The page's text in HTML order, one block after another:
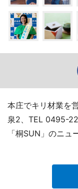
本庄でキリ材業を
泉2、TEL 0495-
「桐SUN」のニュ